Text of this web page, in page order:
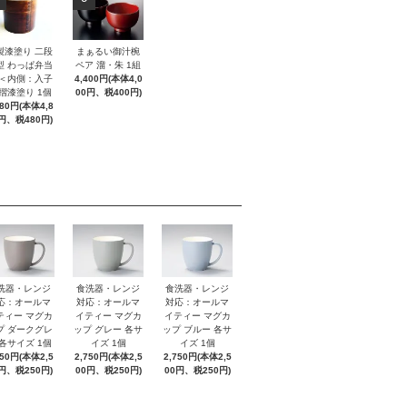
漆塗り 二段
わっぱ弁当
内側：入子
漆塗り 1個
円(本体4,8
、税480円)
まぁるい御汁椀
ペア 溜・朱 1組
4,400円(本体4,0
00円、税400円)
器・レンジ
：オールマ
ィー マグカ
ダークグレ
サイズ 1個
円(本体2,5
、税250円)
食洗器・レンジ
対応：オールマ
イティー マグカ
ップ グレー 各サ
イズ 1個
2,750円(本体2,5
00円、税250円)
食洗器・レンジ
対応：オールマ
イティー マグカ
ップ ブルー 各サ
イズ 1個
2,750円(本体2,5
00円、税250円)